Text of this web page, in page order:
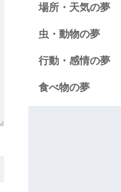
場所・天気の夢
虫・動物の夢
行動・感情の夢
食べ物の夢